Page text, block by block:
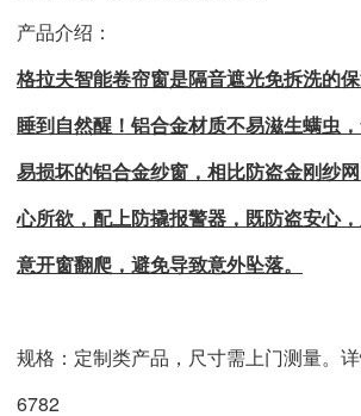
产品介绍：
格拉夫智能卷帘窗是隔音遮光免拆洗的
睡到自然醒！铝合金材质不易滋生螨虫
易损坏的铝合金纱窗，相比防盗金刚纱
心所欲，配上防撬报警器，既防盗安心
意开窗翻爬，避免导致意外坠落。
规格：定制类产品，尺寸需上门测量。
6782